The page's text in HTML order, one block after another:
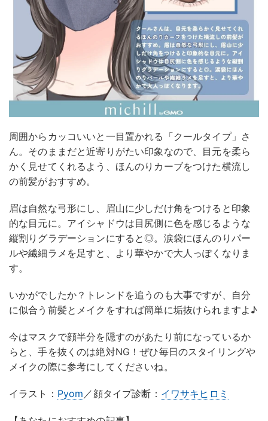
周囲からカッコいいと一目置かれる「クールタイプ」さ
ん。そのままだと近寄りがたい印象なので、目元を柔ら
かく見せてくれるよう、ほんのりカーブをつけた横流し
の前髪がおすすめ。
眉は自然な弓形にし、眉山に少しだけ角をつけると印象
的な目元に。アイシャドウは目尻側に色を感じるような
縦割りグラデーションにすると◎。涙袋にほんのりパー
ルや繊細ラメを足すと、より華やかで大人っぽくなりま
す。
いかがでしたか？トレンドを追うのも大事ですが、自分
に似合う前髪とメイクをすれば簡単に垢抜けられますよ♪
今はマスクで顔半分を隠すのがあたり前になっているか
らと、手を抜くのは絶対NG！ぜひ毎日のスタイリングや
メイクの際に参考にしてくださいね。
イラスト： Pyom ／顔タイプ診断： イワサキヒロミ